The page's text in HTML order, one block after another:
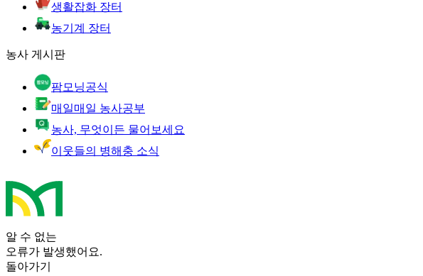
생활잡화 장터
농기계 장터
농사 게시판
팜모닝공식
매일매일 농사공부
농사, 무엇이든 물어보세요
이웃들의 병해충 소식
알 수 없는
오류가 발생했어요.
돌아가기